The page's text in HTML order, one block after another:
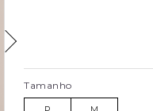
Tamanho